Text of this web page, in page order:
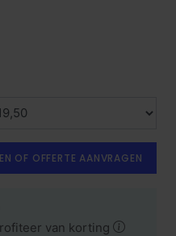
OF OFFERTE AANVRAGEN
van korting